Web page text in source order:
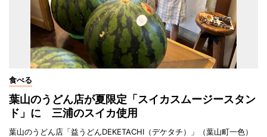
食べる
葉山のうどん店が夏限定「スイカスムージースタン
ド」に 三浦のスイカ使用
葉山のうどん店「益うどんDEKETACHI（デケタチ）」（葉山町一色）